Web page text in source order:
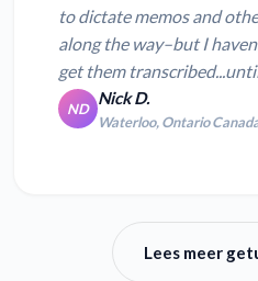
to dictate memos and
along the way–but I
get them
ND
Nick D.
Waterloo, Ontario
Lees meer